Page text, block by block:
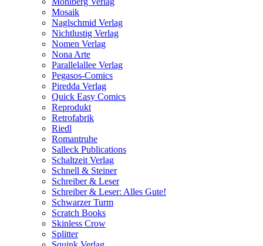
Mosaik
Naglschmid Verlag
Nichtlustig Verlag
Nomen Verlag
Nona Arte
Parallelallee Verlag
Pegasos-Comics
Piredda Verlag
Quick Easy Comics
Reprodukt
Retrofabrik
Riedl
Romantruhe
Salleck Publications
Schaltzeit Verlag
Schnell & Steiner
Schreiber & Leser
Schreiber & Leser: Alles Gute!
Schwarzer Turm
Scratch Books
Skinless Crow
Splitter